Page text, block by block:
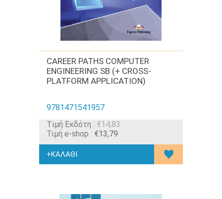
CAREER PATHS COMPUTER
ENGINEERING SB (+ CROSS-
PLATFORM APPLICATION)
9781471541957
Tιμή Εκδότη : €14,83
Τιμή e-shop : €13,79